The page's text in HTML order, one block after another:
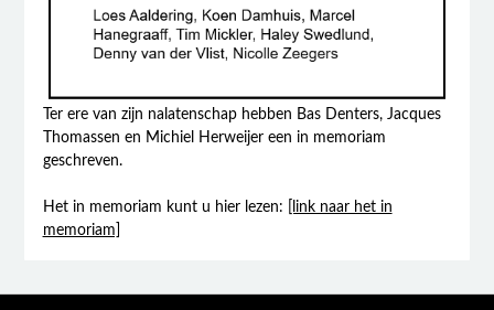
Ter ere van zijn nalatenschap hebben Bas Denters, Jacques
Thomassen en Michiel Herweijer een in memoriam
geschreven.
Het in memoriam kunt u hier lezen:
[link naar het in
memoriam]